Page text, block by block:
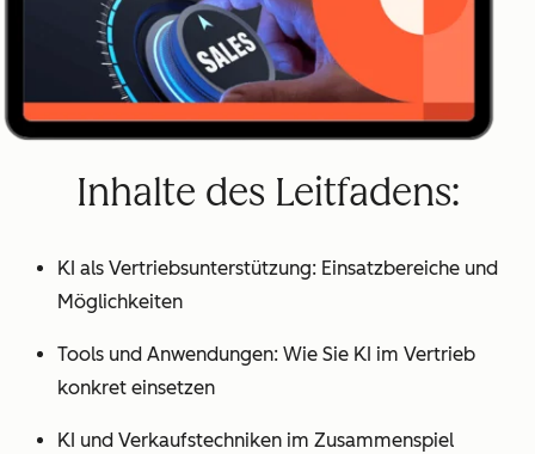
Inhalte des Leitfadens:
KI als Vertriebsunterstützung: Einsatzbereiche und
Möglichkeiten
Tools und Anwendungen: Wie Sie KI im Vertrieb
konkret einsetzen
KI und Verkaufstechniken im Zusammenspiel